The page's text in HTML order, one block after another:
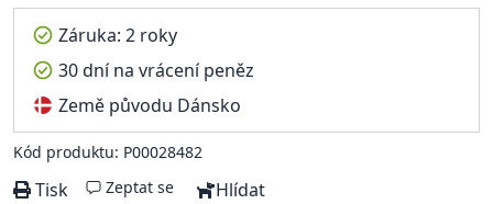
Záruka: 2 roky
30 dní na vrácení peněz
Země původu Dánsko
Kód produktu: P00028482
Tisk Zeptat se Hlídat